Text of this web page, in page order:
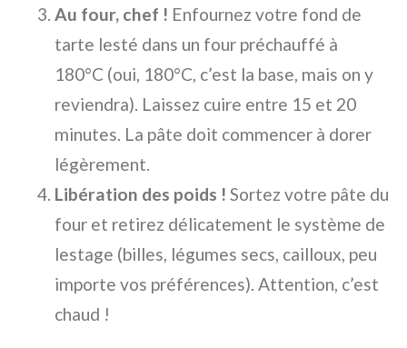
Au four, chef ! Enfournez votre fond de
tarte lesté dans un four préchauffé à
180°C (oui, 180°C, c’est la base, mais on y
reviendra). Laissez cuire entre 15 et 20
minutes. La pâte doit commencer à dorer
légèrement.
Libération des poids ! Sortez votre pâte du
four et retirez délicatement le système de
lestage (billes, légumes secs, cailloux, peu
importe vos préférences). Attention, c’est
chaud !